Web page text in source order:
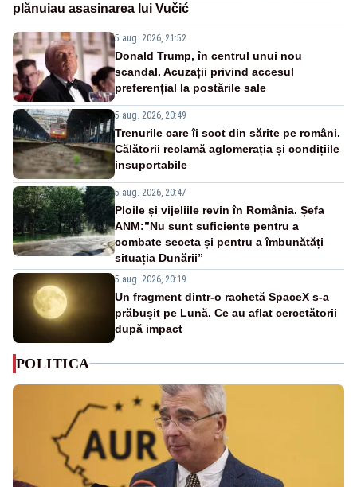
plănuiau asasinarea lui Vučić
5 aug. 2026, 21:52
Donald Trump, în centrul unui nou
scandal. Acuzații privind accesul
preferențial la postările sale
5 aug. 2026, 20:49
Trenurile care îi scot din sărite pe români.
Călătorii reclamă aglomerația și condițiile
insuportabile
5 aug. 2026, 20:47
Ploile și vijeliile revin în România. Șefa
ANM:”Nu sunt suficiente pentru a
combate seceta și pentru a îmbunătăți
situația Dunării”
5 aug. 2026, 20:19
Un fragment dintr-o rachetă SpaceX s-a
prăbușit pe Lună. Ce au aflat cercetătorii
după impact
POLITICA